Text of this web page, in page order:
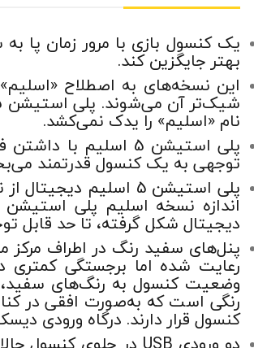
یک کنسول بازی با مرور زمان پا
بهتر جایگزین کند.
این نسخه‌های به اصطلاح
نام «اسلیم» را یدک نمی‌کشد.
توجهی به یک کنسول قدرتمند
پلی استیشن 5
دیجیتال شکل گرفته، تا حد
پنل‌های سفید رنگ در اطراف مرکز
رعایت شده اما برجستگی کمتری
وضعیت کنسول به رنگ‌های سفید،
کنسول قرار دارند. درگاه ورودی